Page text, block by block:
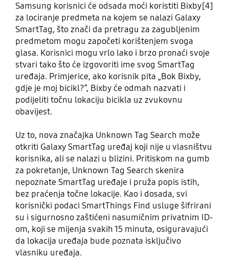
Samsung korisnici će odsada moći koristiti Bixby[4]
za lociranje predmeta na kojem se nalazi Galaxy
SmartTag, što znači da pretragu za zagubljenim
predmetom mogu započeti korištenjem svoga
glasa. Korisnici mogu vrlo lako i brzo pronaći svoje
stvari tako što će izgovoriti ime svog SmartTag
uređaja. Primjerice, ako korisnik pita „Bok Bixby,
gdje je moj bicikl?“, Bixby će odmah nazvati i
podijeliti točnu lokaciju bicikla uz zvukovnu
obavijest.
Uz to, nova značajka Unknown Tag Search može
otkriti Galaxy SmartTag uređaj koji nije u vlasništvu
korisnika, ali se nalazi u blizini. Pritiskom na gumb
za pokretanje, Unknown Tag Search skenira
nepoznate SmartTag uređaje i pruža popis istih,
bez praćenja točne lokacije. Kao i dosada, svi
korisnički podaci SmartThings Find usluge šifrirani
su i sigurnosno zaštićeni nasumičnim privatnim ID-
om, koji se mijenja svakih 15 minuta, osiguravajući
da lokacija uređaja bude poznata isključivo
vlasniku uređaja.